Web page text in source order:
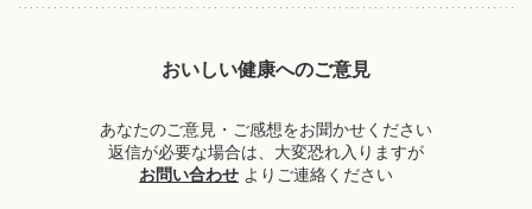
おいしい健康へのご意見
あなたのご意見・ご感想をお聞かせください
返信が必要な場合は、大変恐れ入りますが
お問い合わせ よりご連絡ください